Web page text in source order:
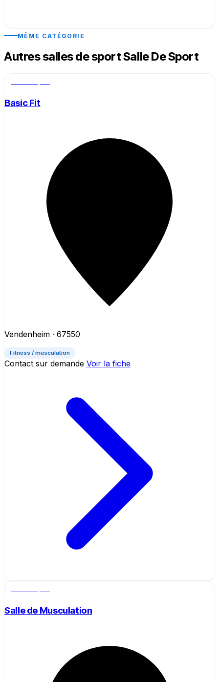
MÊME CATÉGORIE
Autres salles de sport Salle De Sport
Basic Fit
Vendenheim · 67550
Fitness / musculation
Contact sur demande Voir la fiche
Salle de Musculation